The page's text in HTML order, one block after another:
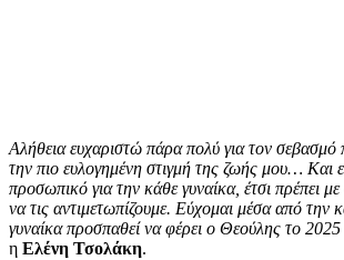
Αλήθεια ευχαριστώ πάρα πολύ για τον σεβασμό
την πιο ευλογημένη στιγμή της ζωής μου… Και
προσωπικό για την κάθε γυναίκα, έτσι πρέπει
να τις αντιμετωπίζουμε. Εύχομαι μέσα από την
γυναίκα προσπαθεί να φέρει ο Θεούλης το
η Ελένη Τσολάκη.